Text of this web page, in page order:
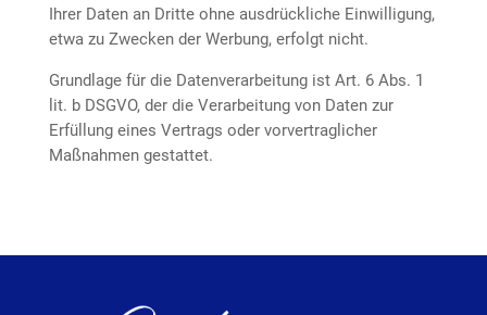
Ihrer Daten an Dritte ohne ausdrückliche Einwilligung,
etwa zu Zwecken der Werbung, erfolgt nicht.
Grundlage für die Datenverarbeitung ist Art. 6 Abs. 1
lit. b DSGVO, der die Verarbeitung von Daten zur
Erfüllung eines Vertrags oder vorvertraglicher
Maßnahmen gestattet.